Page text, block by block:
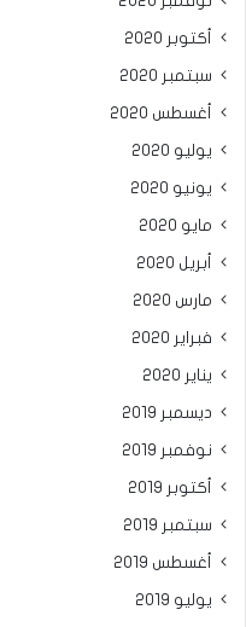
أكتوبر 2020
سبتمبر 2020
أغسطس 2020
يوليو 2020
يونيو 2020
مايو 2020
أبريل 2020
مارس 2020
فبراير 2020
يناير 2020
ديسمبر 2019
نوفمبر 2019
أكتوبر 2019
سبتمبر 2019
أغسطس 2019
يوليو 2019